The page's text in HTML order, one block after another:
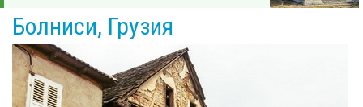
Болниси, Грузия